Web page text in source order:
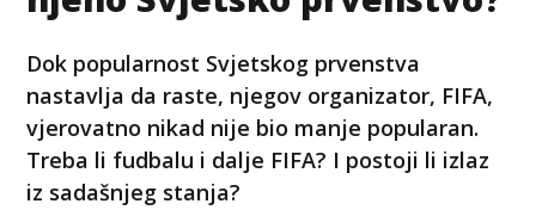
Dok popularnost Svjetskog prvenstva
nastavlja da raste, njegov organizator, FIFA,
vjerovatno nikad nije bio manje popularan.
Treba li fudbalu i dalje FIFA? I postoji li izlaz
iz sadašnjeg stanja?